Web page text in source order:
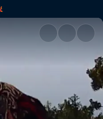
| Red